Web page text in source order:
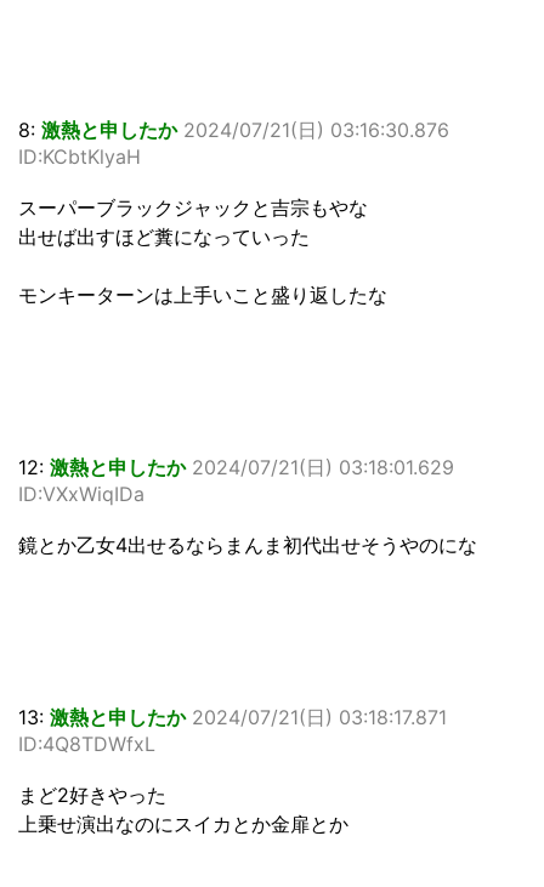
8: 激熱と申したか 2024/07/21(日) 03:16:30.876
ID:KCbtKlyaH
スーパーブラックジャックと吉宗もやな
出せば出すほど糞になっていった
モンキーターンは上手いこと盛り返したな
12: 激熱と申したか 2024/07/21(日) 03:18:01.629
ID:VXxWiqIDa
鏡とか乙女4出せるならまんま初代出せそうやのにな
13: 激熱と申したか 2024/07/21(日) 03:18:17.871
ID:4Q8TDWfxL
まど2好きやった
上乗せ演出なのにスイカとか金扉とか